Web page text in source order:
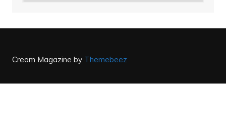
Cream Magazine by Themebeez